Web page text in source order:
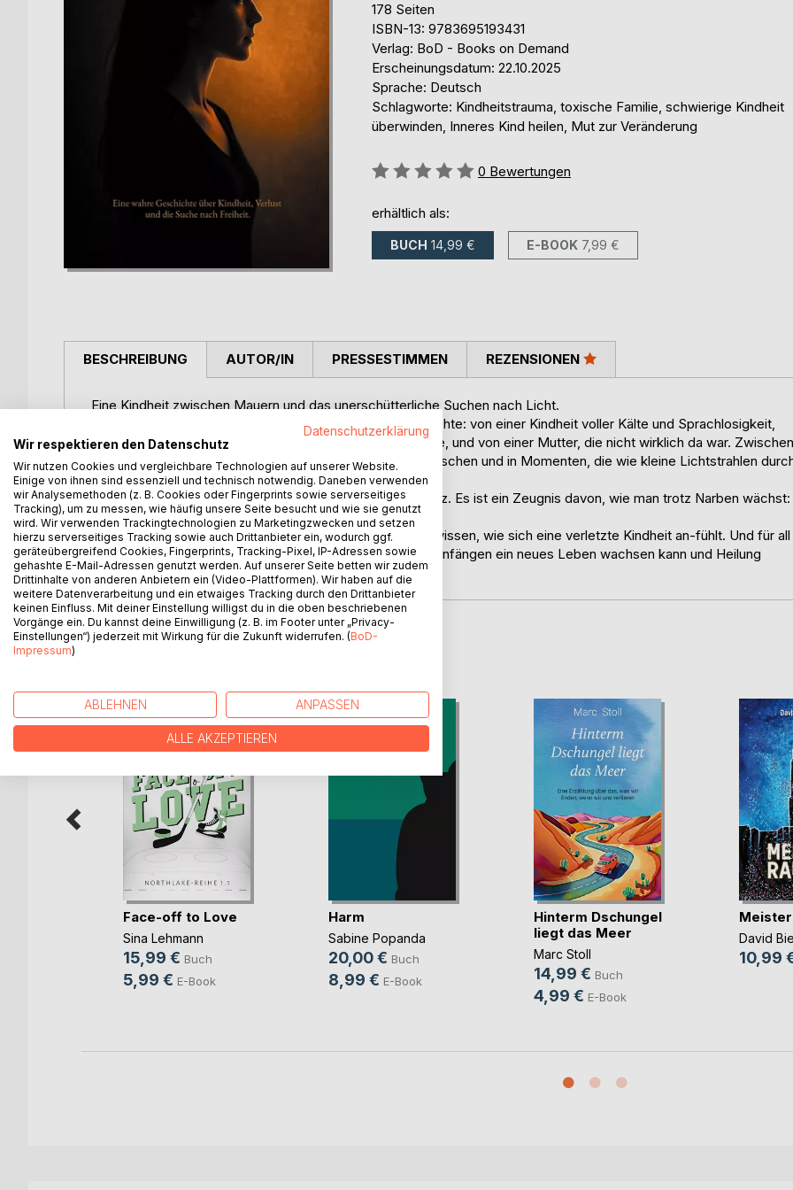
178 Seiten
ISBN-13: 9783695193431
Verlag: BoD - Books on Demand
Erscheinungsdatum: 22.10.2025
Sprache: Deutsch
Schlagworte: Kindheitstrauma, toxische Familie, schwierige Kindheit
überwinden, Inneres Kind heilen, Mut zur Veränderung
Bewertung::
0 Bewertungen
erhältlich als:
BUCH 14,99 € E-BOOK 7,99 €
BESCHREIBUNG
Eine Kindheit zwischen Mauern und das unerschütterliche Suchen nach Licht.
Amelia erzählt mit schonungsloser Ehrlichkeit ihre Geschichte: von einer Kindheit voller Kälte und Sprachlosigkeit,
von einem Vater, der schwankte zwischen Nähe und Härte, und von einer Mutter, die nicht wirklich da war. Zwischen
Gewalt und Schweigen fand sie Halt nur bei wenigen Menschen und in Momenten, die wie kleine Lichtstrahlen
das Dunkel drangen.
Doch dieses Buch ist mehr als eine Erinnerung an Schmerz. Es ist ein Zeugnis davon, wie man trotz Narben wächst:
zu Stärke, zu Freiheit und zu sich selbst.
Bewegend, eindringlich und voller Hoffnung: Für alle, die wissen, wie sich eine verletzte Kindheit an-fühlt. Und für all
jene, die daran glauben, dass selbst aus den dunkelsten Anfängen ein neues Leben wachsen kann und Heilung
möglich ist.
AUTOR/IN PRESSESTIMMEN REZENSIONEN
WEITERE TITEL BEI
Face-off to Love
Sina Lehmann
15,99 € Buch
5,99 € E-Book
Harm
Sabine Popanda
20,00 € Buch
8,99 € E-Book
Hinterm Dschungel
liegt das Meer
Marc Stoll
14,99 € Buch
4,99 € E-Book
David
10,99
Datenschutzerklärung
Wir respektieren den Datenschutz
Wir nutzen Cookies und vergleichbare Technologien auf unserer Website.
Einige von ihnen sind essenziell und technisch notwendig. Daneben verwenden
wir Analysemethoden (z. B. Cookies oder Fingerprints sowie serverseitiges
Tracking), um zu messen, wie häufig unsere Seite besucht und wie sie genutzt
wird. Wir verwenden Trackingtechnologien zu Marketingzwecken und setzen
hierzu serverseitiges Tracking sowie auch Drittanbieter ein, wodurch ggf.
geräteübergreifend Cookies, Fingerprints, Tracking-Pixel, IP-Adressen sowie
gehashte E-Mail-Adressen genutzt werden. Auf unserer Seite betten wir zudem
Drittinhalte von anderen Anbietern ein (Video-Plattformen). Wir haben auf die
weitere Datenverarbeitung und ein etwaiges Tracking durch den Drittanbieter
keinen Einfluss. Mit deiner Einstellung willigst du in die oben beschriebenen
Vorgänge ein. Du kannst deine Einwilligung (z. B. im Footer unter „Privacy-
Einstellungen“) jederzeit mit Wirkung für die Zukunft widerrufen. (BoD-
Impressum)
ABLEHNEN ANPASSEN
ALLE AKZEPTIEREN